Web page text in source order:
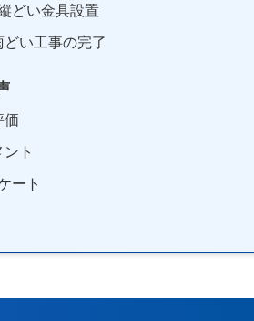
どい金具設置
い工事の完了
価
ト
ート